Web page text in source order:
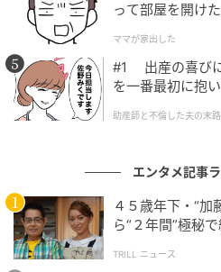
永瀬の上司である大河部長を
映画になると思っていなかっ
産』初のミステリーで。フル
かあててないですから…」と
は敵対関係にあるミネルヴァ
じ、本シリーズにはミネルヴ
となった見上は山下の印象を
けてくださって、チームの輪
した。ちょうど英語を喋る役
って部屋を開け
ママが家出した
#1 出産の喜び
を一番最初に抱
助産師と不倫した夫の末路
エンタメ記事
４５歳年下・“
ら“２年間”極秘
TRILL ニュース